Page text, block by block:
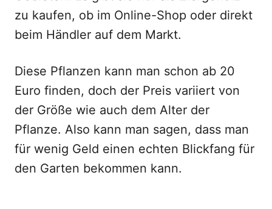
zu kaufen, ob im Online-Shop oder direkt
beim Händler auf dem Markt.
Diese Pflanzen kann man schon ab 20
Euro finden, doch der Preis variiert von
der Größe wie auch dem Alter der
Pflanze. Also kann man sagen, dass man
für wenig Geld einen echten Blickfang für
den Garten bekommen kann.